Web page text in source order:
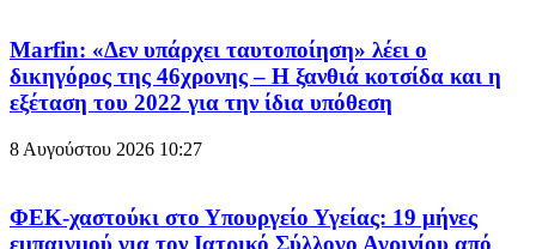
Marfin: «Δεν υπάρχει ταυτοποίηση» λέει ο
δικηγόρος της 46χρονης – Η ξανθιά κοτσίδα και η
εξέταση του 2022 για την ίδια υπόθεση
8 Αυγούστου 2026 10:27
ΦΕΚ-χαστούκι στο Υπουργείο Υγείας: 19 μήνες
εμπαιγμού για τον Ιατρικό Σύλλογο Αγρινίου από